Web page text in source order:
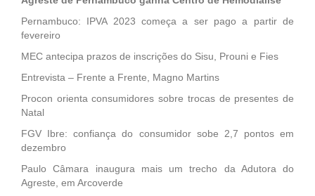
Pernambuco: IPVA 2023 começa a ser pago a partir de
fevereiro
MEC antecipa prazos de inscrições do Sisu, Prouni e Fies
Entrevista – Frente a Frente, Magno Martins
Procon orienta consumidores sobre trocas de presentes de
Natal
FGV Ibre: confiança do consumidor sobe 2,7 pontos em
dezembro
Paulo Câmara inaugura mais um trecho da Adutora do
Agreste, em Arcoverde